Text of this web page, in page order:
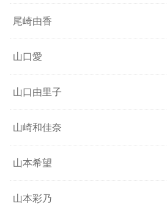
尾崎由香
山口愛
山口由里子
山崎和佳奈
山本希望
山本彩乃